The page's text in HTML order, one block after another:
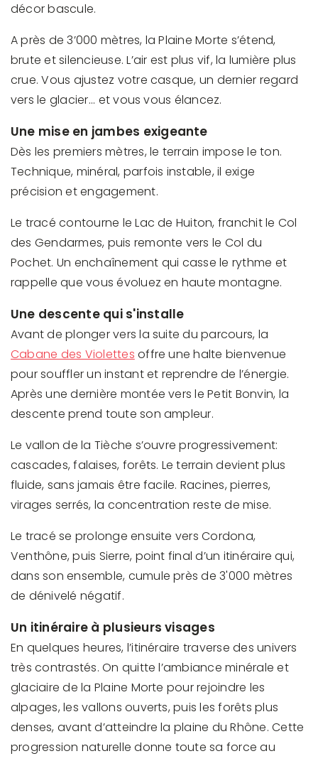
décor bascule.
A près de 3’000 mètres, la Plaine Morte s’étend,
brute et silencieuse. L’air est plus vif, la lumière plus
crue. Vous ajustez votre casque, un dernier regard
vers le glacier... et vous vous élancez.
Une mise en jambes exigeante
Dès les premiers mètres, le terrain impose le ton.
Technique, minéral, parfois instable, il exige
précision et engagement.
Le tracé contourne le Lac de Huiton, franchit le Col
des Gendarmes, puis remonte vers le Col du
Pochet. Un enchaînement qui casse le rythme et
rappelle que vous évoluez en haute montagne.
Une descente qui s'installe
Avant de plonger vers la suite du parcours, la
Cabane des Violettes offre une halte bienvenue
pour souffler un instant et reprendre de l’énergie.
Après une dernière montée vers le Petit Bonvin, la
descente prend toute son ampleur.
Le vallon de la Tièche s’ouvre progressivement:
cascades, falaises, forêts. Le terrain devient plus
fluide, sans jamais être facile. Racines, pierres,
virages serrés, la concentration reste de mise.
Le tracé se prolonge ensuite vers Cordona,
Venthône, puis Sierre, point final d’un itinéraire qui,
dans son ensemble, cumule près de 3'000 mètres
de dénivelé négatif.
Un itinéraire à plusieurs visages
En quelques heures, l’itinéraire traverse des univers
très contrastés. On quitte l’ambiance minérale et
glaciaire de la Plaine Morte pour rejoindre les
alpages, les vallons ouverts, puis les forêts plus
denses, avant d’atteindre la plaine du Rhône. Cette
progression naturelle donne toute sa force au